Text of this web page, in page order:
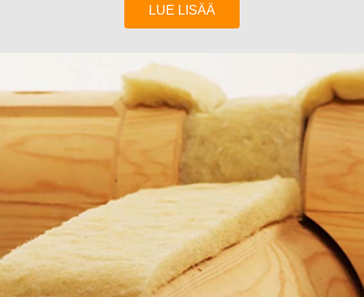
LUE LISÄÄ